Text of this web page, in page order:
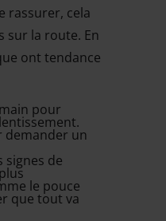
rassurer, cela
sur la route. En
ont tendance
pour
demander un
signes de
le pouce
que tout va